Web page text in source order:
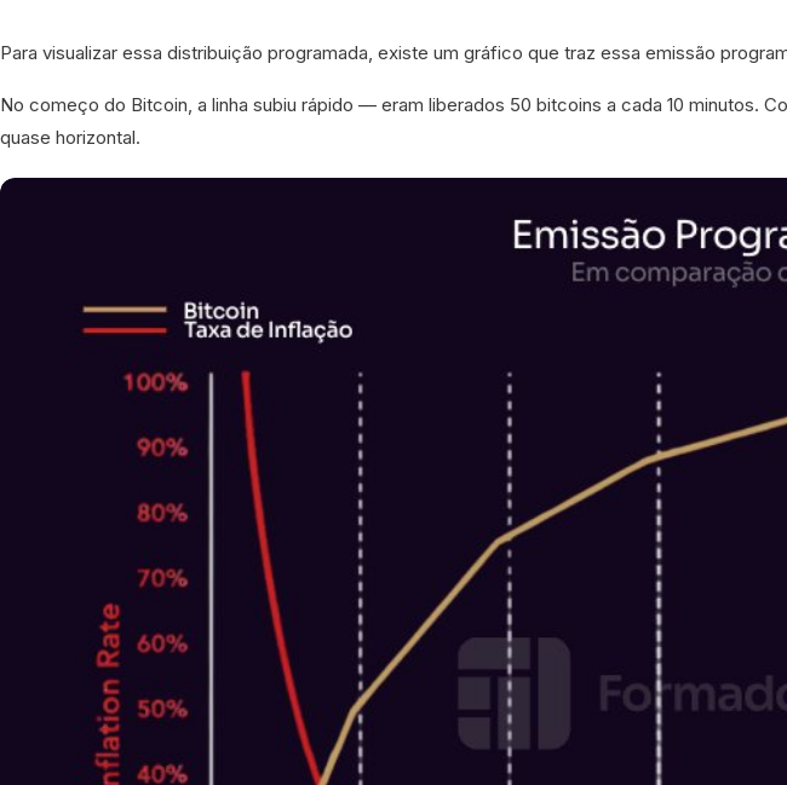
Para visualizar essa distribuição programada, existe um gráfico que traz essa emissão
No começo do Bitcoin, a linha subiu rápido — eram liberados 50 bitcoins a cada 10 minutos.
quase horizontal.